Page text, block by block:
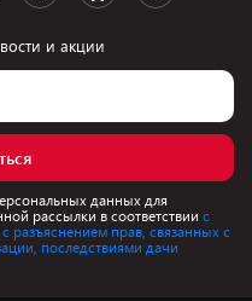
и акции
данных для
рассылки в соответствии с
с разъяснением прав, связанных с
последствиями дачи